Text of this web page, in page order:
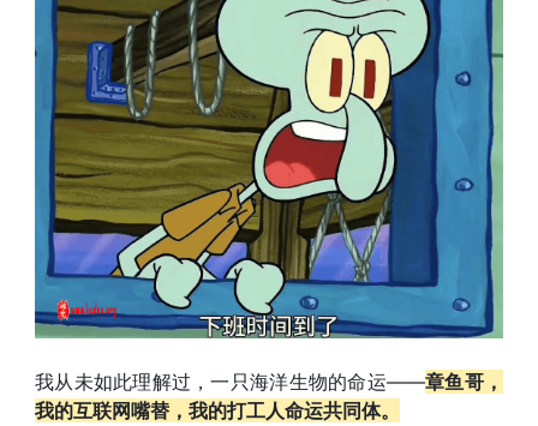
我从未如此理解过，一只海洋生物的命运——章鱼哥，
我的互联网嘴替，我的打工人命运共同体。